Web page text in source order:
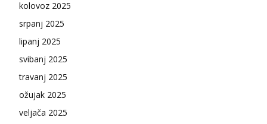
kolovoz 2025
srpanj 2025
lipanj 2025
svibanj 2025
travanj 2025
ožujak 2025
veljača 2025